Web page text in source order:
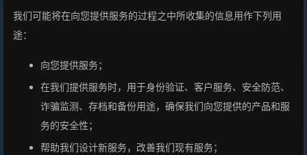
我们可能将在向您提供服务的过程之中所收集的信息用作下列用
途：
向您提供服务；
在我们提供服务时，用于身份验证、客户服务、安全防范、
诈骗监测、存档和备份用途，确保我们向您提供的产品和服
务的安全性；
帮助我们设计新服务，改善我们现有服务；